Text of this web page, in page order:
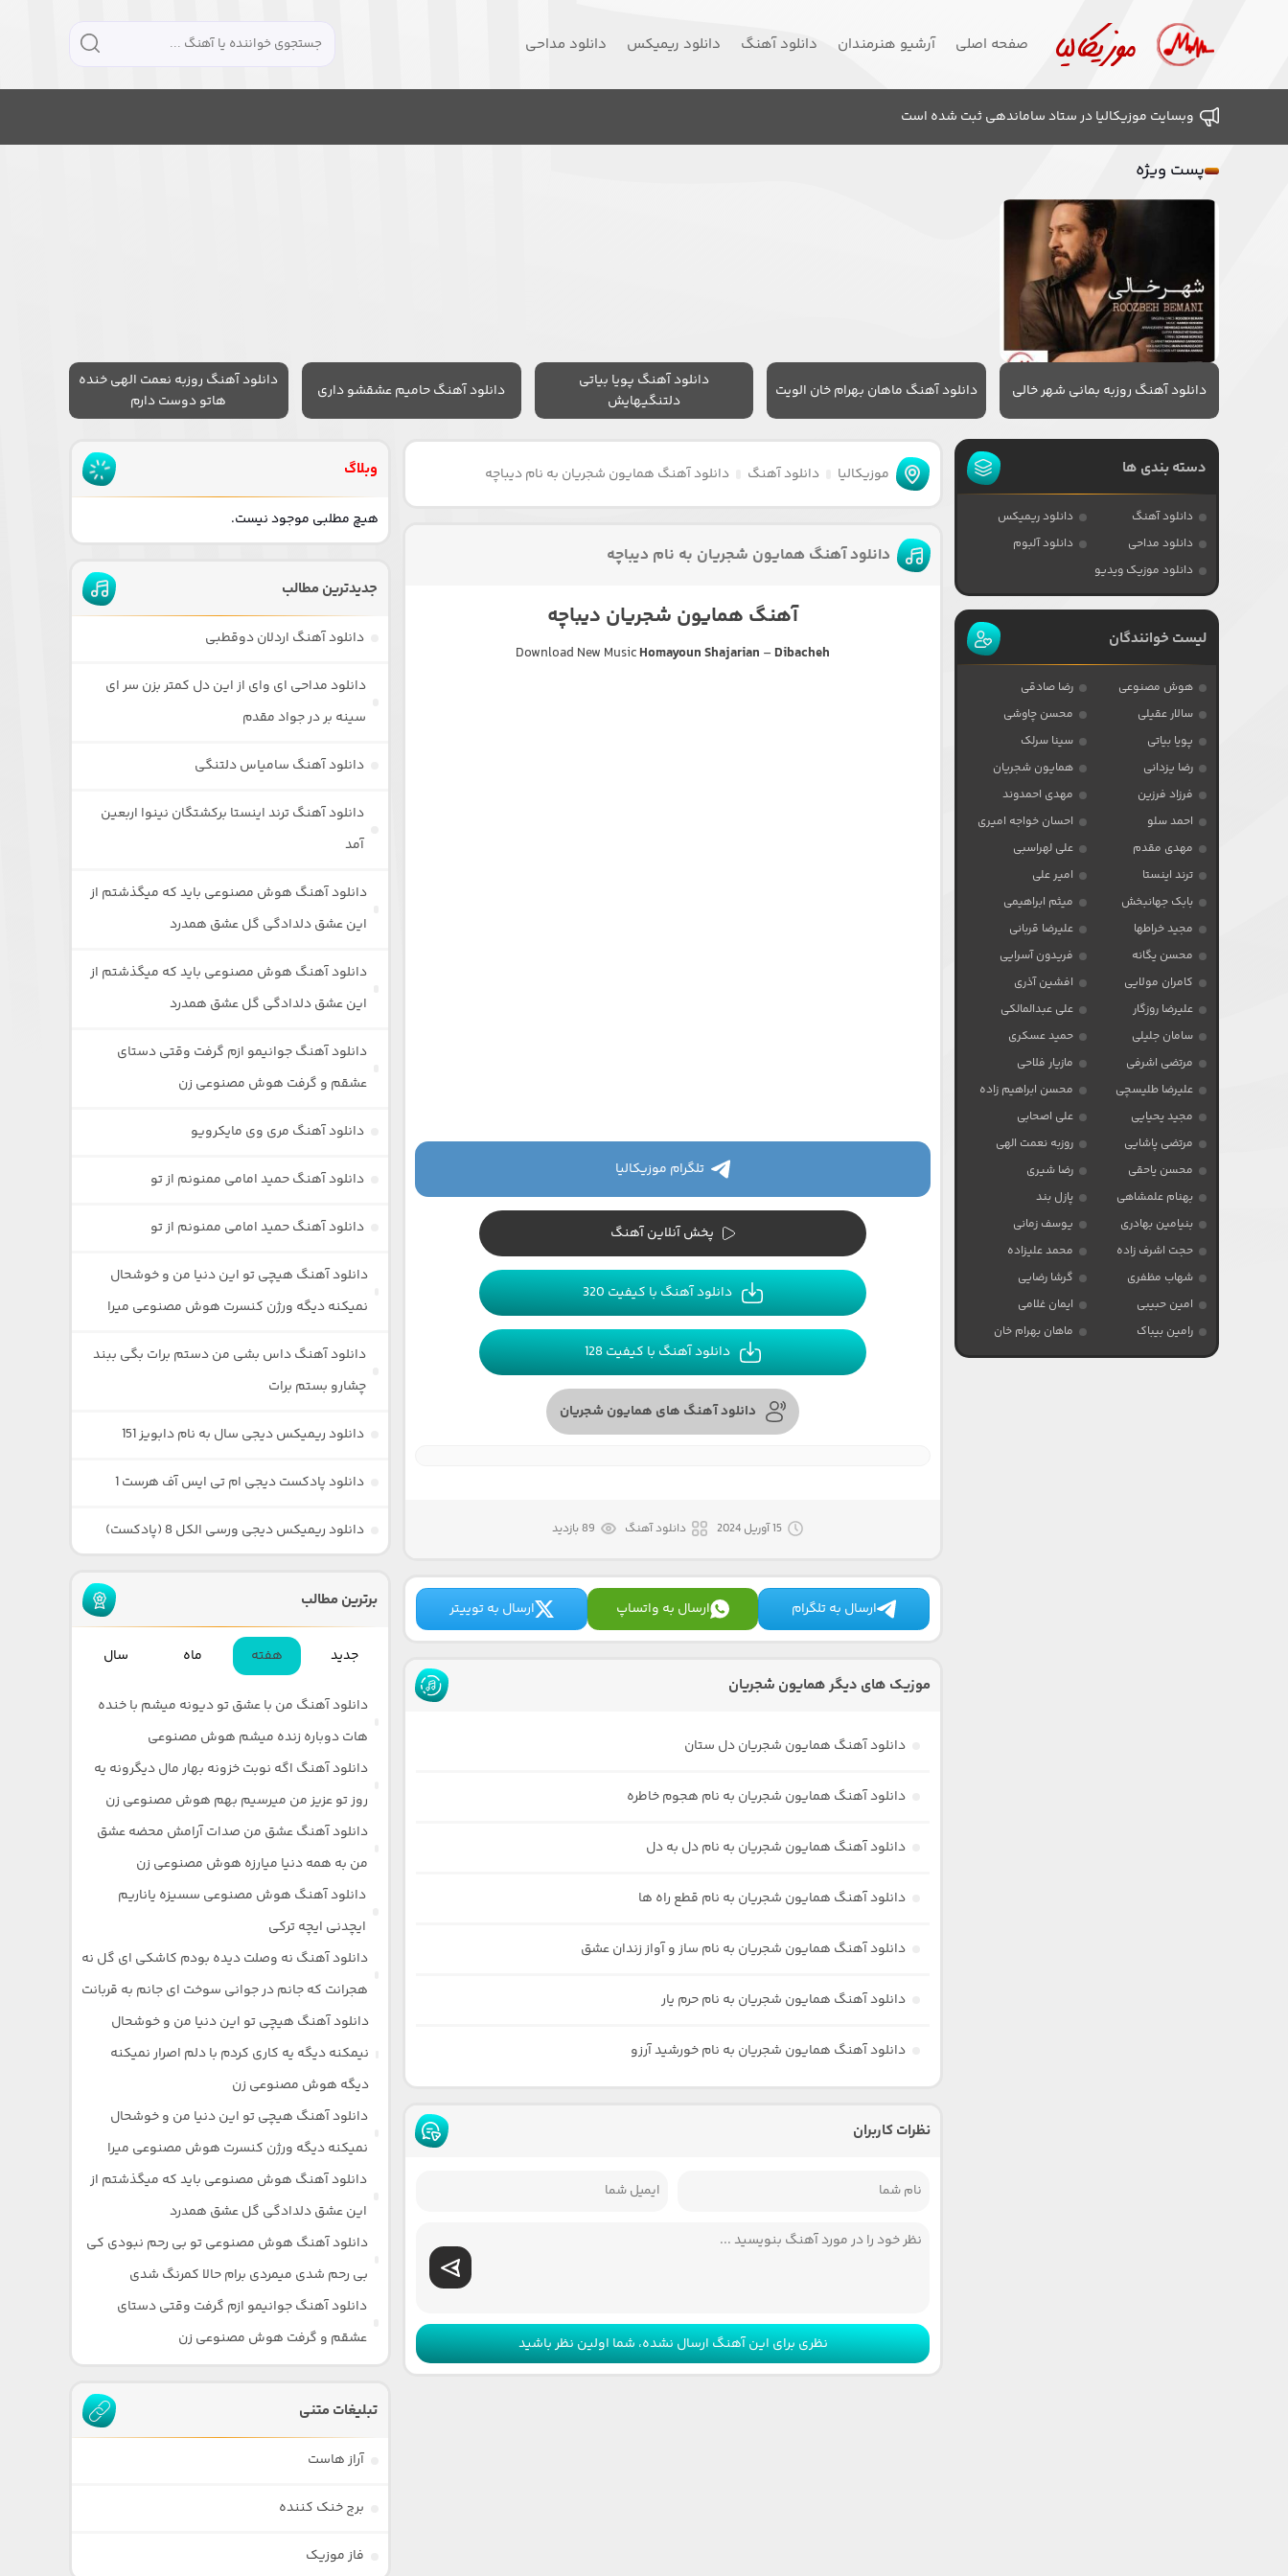
صفحه اصلی آرشیو هنرمندان دانلود آهنگ دانلود ریمیکس دانلود مداحی
وبسایت موزیکالیا در ستاد ساماندهی ثبت شده است
پست ویژه
دانلود آهنگ روزبه بمانی شهر خالی دانلود آهنگ ماهان بهرام خان الویت
دانلود آهنگ پویا بیاتی
دلتنگیهایش
دانلود آهنگ حامیم عشقشو داری
دانلود آهنگ روزبه نعمت الهی خنده
هاتو دوست دارم
موزیکالیا دانلود آهنگ دانلود آهنگ همایون شجریان به نام دیباچه
دانلود آهنگ همایون شجریان به نام دیباچه
آهنگ همایون شجریان دیباچه
Download New MusicHomayoun Shajarian – Dibacheh
تلگرام موزیکالیا
پخش آنلاین آهنگ
دانلود آهنگ با کیفیت 320
دانلود آهنگ با کیفیت 128
دانلود آهنگ های همایون شجریان
15 آوریل 2024 دانلود آهنگ 89 بازدید
ارسال به تلگرام ارسال به واتساپ ارسال به توییتر
موزیک های دیگر همایون شجریان
دانلود آهنگ همایون شجریان دل ستان
دانلود آهنگ همایون شجریان به نام هجوم خاطره
دانلود آهنگ همایون شجریان به نام دل به دل
دانلود آهنگ همایون شجریان به نام قطع راه ها
دانلود آهنگ همایون شجریان به نام ساز و آواز زندان عشق
دانلود آهنگ همایون شجریان به نام حرم یار
دانلود آهنگ همایون شجریان به نام خورشید آرزو
نظرات کاربران
نظری برای این آهنگ ارسال نشده، شما اولین نظر باشید
دسته بندی ها
دانلود آهنگ
دانلود ریمیکس
دانلود مداحی
دانلود آلبوم
دانلود موزیک ویدیو
لیست خوانندگان
هوش مصنوعی
رضا صادقی
سالار عقیلی
محسن چاوشی
پویا بیاتی
سینا سرلک
رضا یزدانی
همایون شجریان
فرزاد فرزین
مهدی احمدوند
احمد سلو
احسان خواجه امیری
مهدی مقدم
علی لهراسبی
ترند اینستا
امیر علی
بابک جهانبخش
میثم ابراهیمی
مجید خراطها
علیرضا قربانی
محسن یگانه
فریدون آسرایی
کامران مولایی
افشین آذری
علیرضا روزگار
علی عبدالمالکی
سامان جلیلی
حمید عسکری
مرتضی اشرفی
مازیار فلاحی
علیرضا طلیسچی
محسن ابراهیم زاده
مجید یحیایی
علی اصحابی
مرتضی پاشایی
روزبه نعمت الهی
محسن یاحقی
رضا شیری
بهنام علمشاهی
پازل بند
بنیامین بهادری
یوسف زمانی
حجت اشرف زاده
محمد علیزاده
شهاب مظفری
گرشا رضایی
امین حبیبی
ایمان غلامی
رامین بیباک
ماهان بهرام خان
وبلاگ
هیچ مطلبی موجود نیست.
جدیدترین مطالب
دانلود آهنگ اردلان دوقطبی
دانلود مداحی ای وای از این دل کمتر بزن سر ای
سینه بر در جواد مقدم
دانلود آهنگ سامیاس دلتنگی
دانلود آهنگ ترند اینستا برکشتگان نینوا اربعین
آمد
دانلود آهنگ هوش مصنوعی باید که میگذشتم از
این عشق دلدادگی گل عشق همدرد
دانلود آهنگ هوش مصنوعی باید که میگذشتم از
این عشق دلدادگی گل عشق همدرد
دانلود آهنگ جوانیمو ازم گرفت وقتی دستای
عشقم و گرفت هوش مصنوعی زن
دانلود آهنگ مری وی مایکرویو
دانلود آهنگ حمید امامی ممنونم از تو
دانلود آهنگ حمید امامی ممنونم از تو
دانلود آهنگ هیچی تو این دنیا من و خوشحال
نمیکنه دیگه ورژن کنسرت هوش مصنوعی میرا
دانلود آهنگ داس بشی من دستم برات بگی ببند
چشارو بستم برات
دانلود ریمیکس دیجی سال به نام دابویز 151
دانلود پادکست دیجی ام تی ایس آف هرست 1
دانلود ریمیکس دیجی ورسی الکل 8 (پادکست)
برترین مطالب
جدید هفته ماه سال
دانلود آهنگ من با عشق تو دیونه میشم با خنده
هات دوباره زنده میشم هوش مصنوعی
دانلود آهنگ اگه نوبت خزونه بهار مال دیگرونه یه
روز تو عزیز من میرسیم بهم هوش مصنوعی زن
دانلود آهنگ عشق من صدات آرامش محضه عشق
من به همه دنیا میارزه هوش مصنوعی زن
دانلود آهنگ هوش مصنوعی سسیزه یاناریم
ایچدنی ایچه ترکی
دانلود آهنگ نه وصلت دیده بودم کاشکی ای گل نه
هجرانت که جانم در جوانی سوخت ای جانم به قربانت
دانلود آهنگ هیچی تو این دنیا من و خوشحال
نیمکنه دیگه یه کاری کردم با دلم اصرار نمیکنه
دیگه هوش مصنوعی زن
دانلود آهنگ هیچی تو این دنیا من و خوشحال
نمیکنه دیگه ورژن کنسرت هوش مصنوعی میرا
دانلود آهنگ هوش مصنوعی باید که میگذشتم از
این عشق دلدادگی گل عشق همدرد
دانلود آهنگ هوش مصنوعی تو بی رحم نبودی کی
بی رحم شدی میمردی برام حالا کمرنگ شدی
دانلود آهنگ جوانیمو ازم گرفت وقتی دستای
عشقم و گرفت هوش مصنوعی زن
تبلیغات متنی
آراز هاست
برج خنک کننده
فاز موزیک